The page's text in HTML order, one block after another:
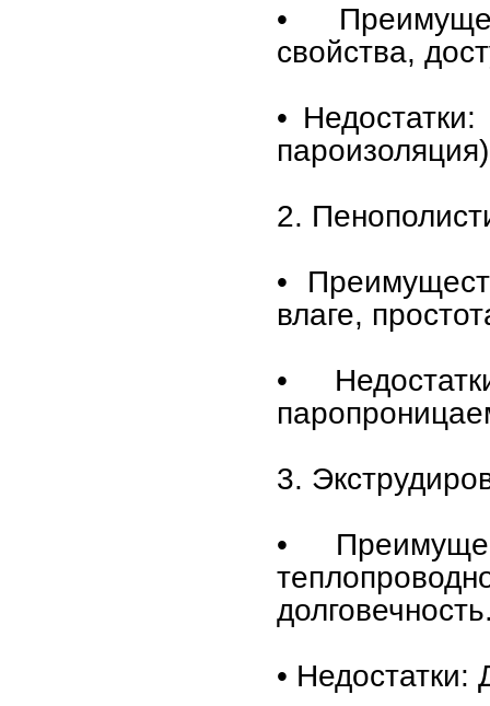
•
свойства,
•
2.
•
влаге,
•
3.
•
•